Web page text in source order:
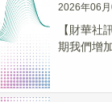
2026年06
【財華
期我們增